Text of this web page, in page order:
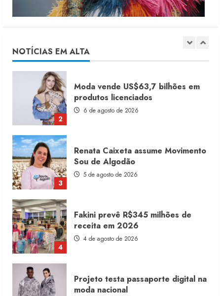
NOTÍCIAS EM ALTA
2
6 de agosto de 2026
3
Renata Caixeta assume Movimento
Sou de Algodão
5 de agosto de 2026
4
Fakini prevê R$345 milhões de
receita em 2026
4 de agosto de 2026
5
Projeto testa passaporte digital na
moda nacional
4 de agosto de 2026
Dia dos Pais reforça retomada da
moda no varejo